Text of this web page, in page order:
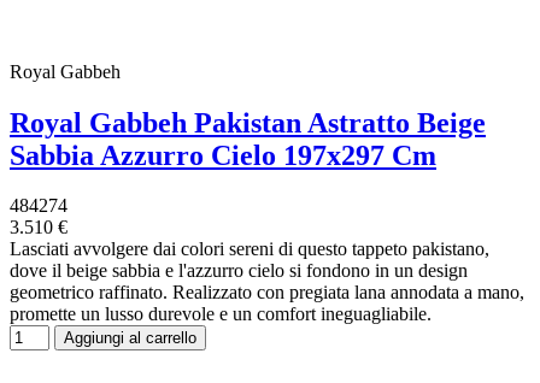
Royal Gabbeh
Royal Gabbeh Pakistan Astratto Beige
Sabbia Azzurro Cielo 197x297 Cm
484274
3.510 €
Lasciati avvolgere dai colori sereni di questo tappeto pakistano,
dove il beige sabbia e l'azzurro cielo si fondono in un design
geometrico raffinato. Realizzato con pregiata lana annodata a mano,
promette un lusso durevole e un comfort ineguagliabile.
Aggiungi al carrello